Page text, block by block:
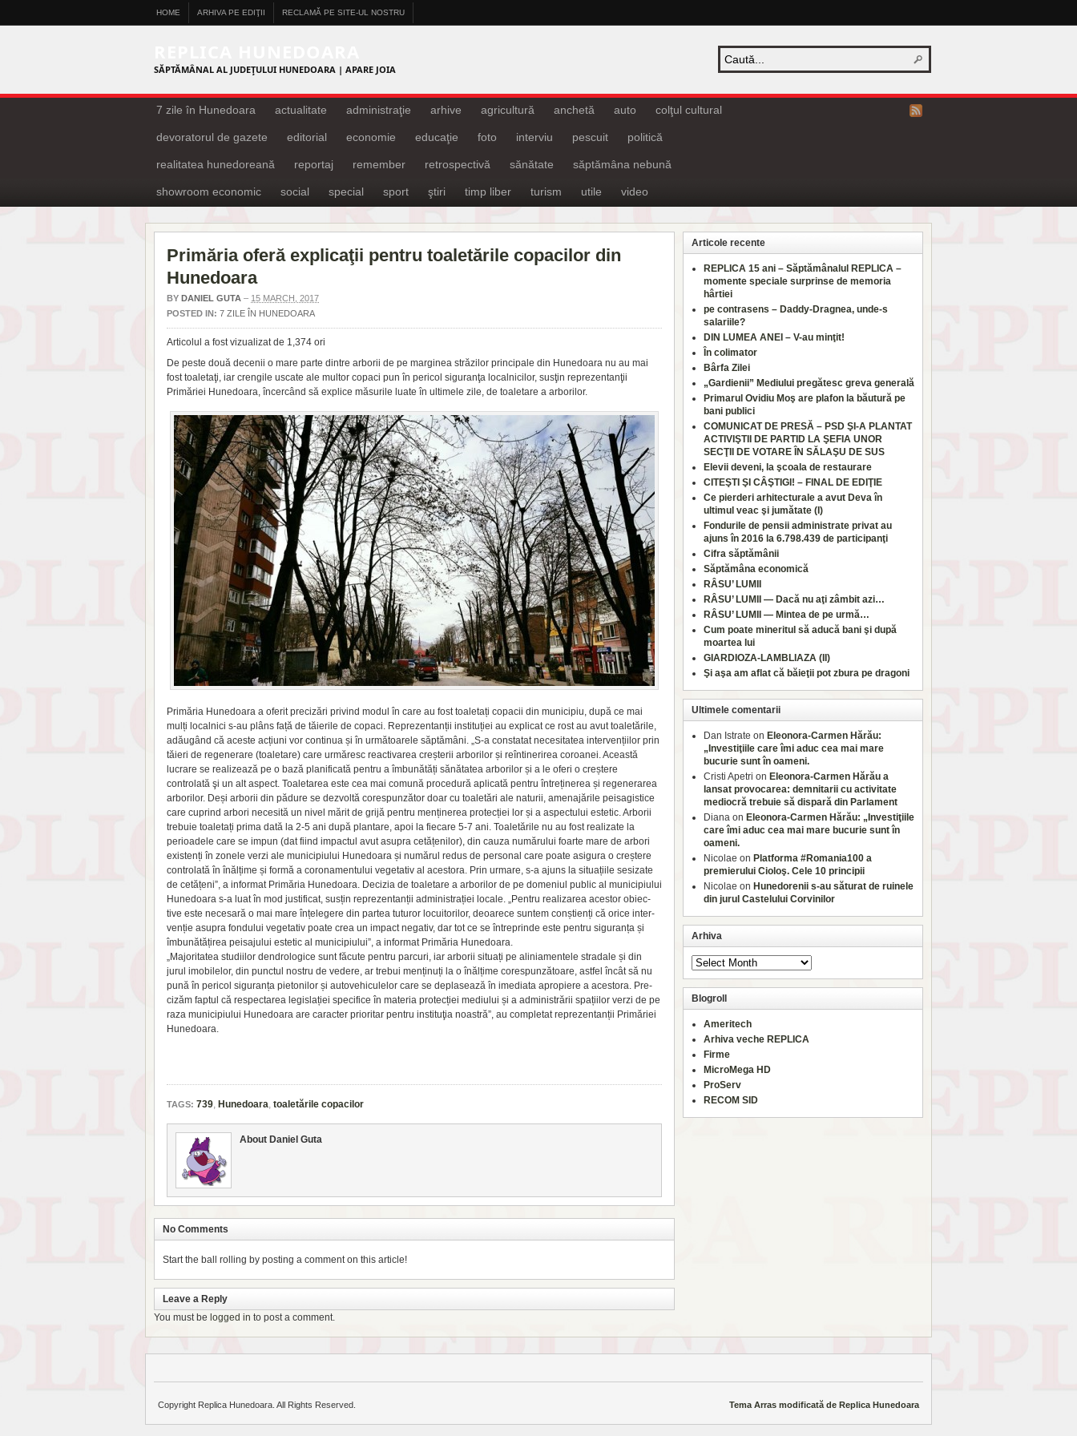
HOME ARHIVA PE EDIŢII RECLAMĂ PE SITE-UL NOSTRU
SĂPTĂMÂNAL AL JUDEŢULUI HUNEDOARA | APARE JOIA
7 zile în Hunedoara actualitate administraţie arhive agricultură anchetă auto colţul cultural
devoratorul de gazete editorial economie educaţie foto interviu pescuit politică
realitatea hunedoreană reportaj remember retrospectivă sănătate săptămâna nebună
showroom economic social special sport ştiri timp liber turism utile video
Primăria oferă explicaţii pentru toaletările copacilor din
Hunedoara
BY DANIEL GUTA – 15 MARCH, 2017
POSTED IN: 7 ZILE ÎN HUNEDOARA
Articolul a fost vizualizat de 1,374 ori
De peste două decenii o mare parte dintre arborii de pe marginea străzilor principale din Hunedoara nu au mai
fost toaletaţi, iar crengile uscate ale multor copaci pun în pericol siguranţa localnicilor, susţin reprezen­tanţii
Primăriei Hunedoara, încercând să explice măsurile luate în ultimele zile, de toaletare a arborilor.
Primăria Hunedoara a oferit pre­cizări privind modul în care au fost toaletați copacii din municipiu, după ce mai
mulți localnici s-au plâns față de tăierile de copaci. Reprezentanții in­stituției au explicat ce rost au avut toaletările,
adăugând că aceste acțiuni vor continua și în următoarele săptămâni. „S-a constatat necesitatea intervențiilor prin
tăieri de regenerare (toaletare) care urmăresc reactivarea creșterii arborilor și reîntinerirea coroanei. Această
lucrare se realizează pe o bază planificată pentru a îm­bunătăți sănătatea arborilor și a le oferi o creștere
controlată şi un alt aspect. Toaletarea este cea mai comună pro­cedură aplicată pentru întreținerea și regenerarea
arborilor. Deși arborii din pădure se dezvoltă corespunzător doar cu toaletări ale naturii, amenajările peisagistice
care cuprind arbori nece­sită un nivel mărit de grijă pentru menținerea protecției lor și a aspectului estetic. Arborii
trebuie toaletați prima dată la 2-5 ani după plantare, apoi la fiecare 5-7 ani. Toaletările nu au fost realizate la
perioadele care se impun (dat fiind impactul avut asupra cetă­țenilor), din cauza numărului foarte mare de arbori
existenți în zonele verzi ale municipiului Hunedoara și numărul redus de personal care poate asigura o creștere
controlată în înălțime și formă a coronamentului vegetativ al acestora. Prin urmare, s-a ajuns la situațiile sesizate
de cetățeni”, a informat Pri­măria Hunedoara. Decizia de toaletare a arborilor de pe domeniul public al municipiului
Hunedoara s-a luat în mod justificat, susțin reprezentanții administrației locale. „Pentru realizarea acestor obiec­
tive este necesară o mai mare înțelegere din partea tuturor lo­cuitorilor, deoa­rece suntem conștienți că orice inter­
venție asupra fondului vegetativ poate crea un impact negativ, dar tot ce se întreprinde este pentru siguranța și
îmbunătățirea peisajului estetic al municipiului”, a informat Primăria Hunedoara.
„Majoritatea studiilor dendrologice sunt făcute pentru parcuri, iar arborii situați pe aliniamentele stradale și din
jurul imobilelor, din punctul nostru de vedere, ar trebui menținuți la o înăl­țime corespunzătoare, astfel încât să nu
pună în pericol siguranța pietonilor și autovehiculelor care se deplasează în imediata apropiere a acestora. Pre­
cizăm faptul că respectarea legislației specifice în materia protecției mediului și a administrării spațiilor verzi de pe
raza municipiului Hunedoara are ca­racter prioritar pentru instituţia noas­tră”, au completat reprezentanții Pri­măriei
Hunedoara.
TAGS: 739, Hunedoara, toaletările copacilor
About Daniel Guta
No Comments
Start the ball rolling by posting a comment on this article!
Leave a Reply
You must be logged in to post a comment.
Articole recente
REPLICA 15 ani – Săptămânalul REPLICA –
momente speciale surprinse de memoria
hârtiei
pe contrasens – Daddy-Dragnea, unde-s
salariile?
DIN LUMEA ANEI – V-au minţit!
În colimator
Bârfa Zilei
„Gardienii” Mediului pregătesc greva generală
Primarul Ovidiu Moş are plafon la băutură pe
bani publici
COMUNICAT DE PRESĂ – PSD ŞI-A PLANTAT
ACTIVIŞTII DE PARTID LA ŞEFIA UNOR
SECŢII DE VOTARE ÎN SĂLAŞU DE SUS
Elevii deveni, la şcoala de restaurare
CITEŞTI ŞI CÂŞTIGI! – FINAL DE EDIŢIE
Ce pierderi arhitecturale a avut Deva în
ultimul veac şi jumătate (I)
Fondurile de pensii administrate privat au
ajuns în 2016 la 6.798.439 de participanţi
Cifra săptămânii
Săptămâna economică
RÂSU’ LUMII
RÂSU’ LUMII — Dacă nu aţi zâmbit azi…
RÂSU’ LUMII — Mintea de pe urmă…
Cum poate mineritul să aducă bani şi după
moartea lui
GIARDIOZA-LAMBLIAZA (II)
Şi aşa am aflat că băieţii pot zbura pe dragoni
Ultimele comentarii
Dan Istrate on Eleonora-Carmen Hărău:
„Investiţiile care îmi aduc cea mai mare
bucurie sunt în oameni.
Cristi Apetri on Eleonora-Carmen Hărău a
lansat provocarea: demnitarii cu activitate
mediocră trebuie să dispară din Parlament
Diana on Eleonora-Carmen Hărău: „Investiţiile
care îmi aduc cea mai mare bucurie sunt în
oameni.
Nicolae on Platforma #Romania100 a
premierului Cioloş. Cele 10 principii
Nicolae on Hunedorenii s-au săturat de ruinele
din jurul Castelului Corvinilor
Arhiva
Blogroll
Ameritech
Arhiva veche REPLICA
Firme
MicroMega HD
ProServ
RECOM SID
Tema Arras modificată de Replica Hunedoara
Copyright Replica Hunedoara. All Rights Reserved.